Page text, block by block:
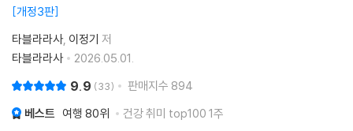
개정3판
타블라라사 이정기 저
타블라라사
2026.05.01.
9.9 33 판매지수 894
베스트 여행 80위 건강 취미 top100 1주